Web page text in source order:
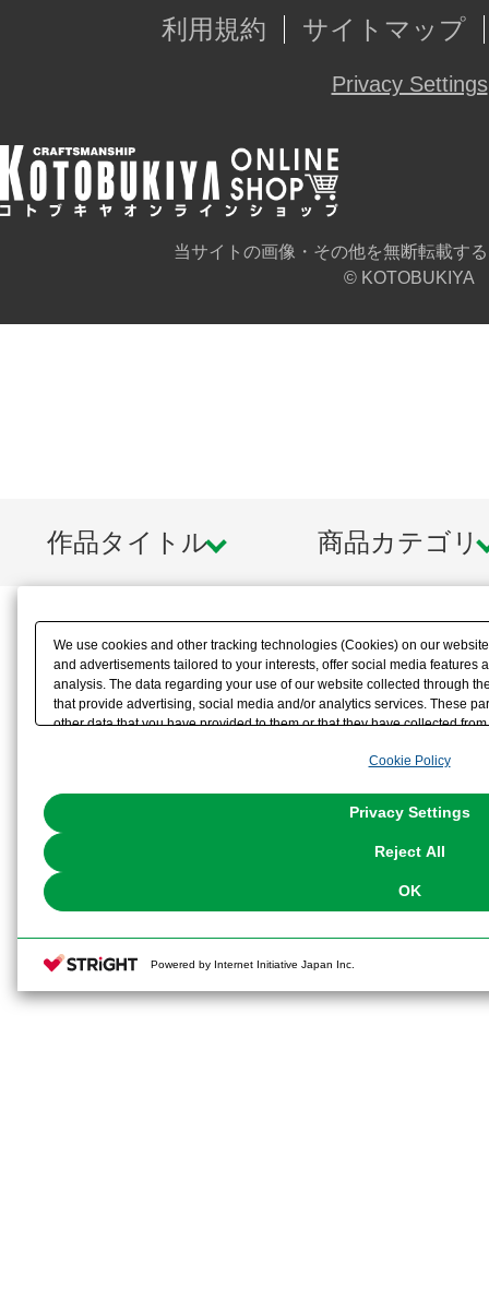
利用規約
サイトマップ
Privacy Settings
当サイトの画像・その他を無断転載す
© KOTOBUKIYA
作品タイトル 商品カテゴリ
We use cookies and other tracking technologies (Cookies) on our
and advertisements tailored to your interests, offer social media features
analysis. The data regarding your use of our website collected through
that provide advertising, social media and/or analytics services. These
other data that you have provided to them or that they have collected
the use of all Cookies except for Strictly Necessary Cookies, please
You can change your consent or rejection settings at any time via
Cookie Policy
Privacy Settings
Reject All
OK
Powered by Internet Initiative Japan Inc.